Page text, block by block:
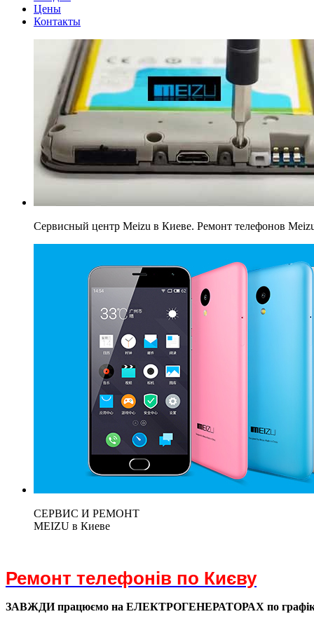
Цены
Контакты
Сервисный центр Meizu в Киеве. Ремонт телефонов
СЕРВИС И РЕМОНТ
MEIZU в Киеве
Ремонт телефонів по Києву
ЗАВЖДИ працюємо на ЕЛЕКТРОГЕНЕРАТОРАХ по